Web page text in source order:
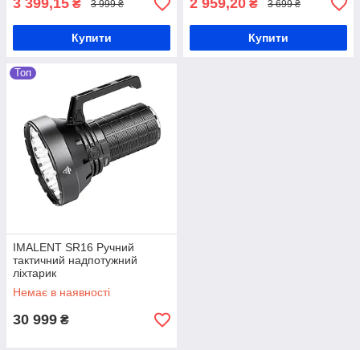
інструментом для освітлення намету,
шляху чи місць для відпочинку.
Є питання? Телефонуйте!
Купити налобний ліхтарик в In
Допоможемо з вибором
3 399,15 ₴ 3 999 ₴
Купити
2 959,20 ₴ 3 699 ₴
Купити
Топ
IMALENT SR16 Ручний
тактичний надпотужний
ліхтарик
Немає в наявності
30 999 ₴